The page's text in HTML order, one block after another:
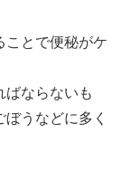
ことで便秘がケ
ばならないも
うなどに多く